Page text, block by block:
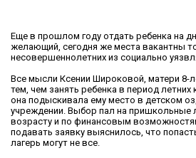
Еще в прошлом году отдать ребенка на
желающий, сегодня же места вакантны
несовершеннолетних из социально
Все мысли Ксении Широковой, матери 8-
тем, чем занять ребенка в период
она подыскивала ему место в детском
учреждении. Выбор пал на пришкольные
возрасту и по финансовым
подавать заявку выяснилось, что
лагерь могут не все.